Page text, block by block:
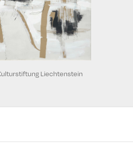
Liechtenstein